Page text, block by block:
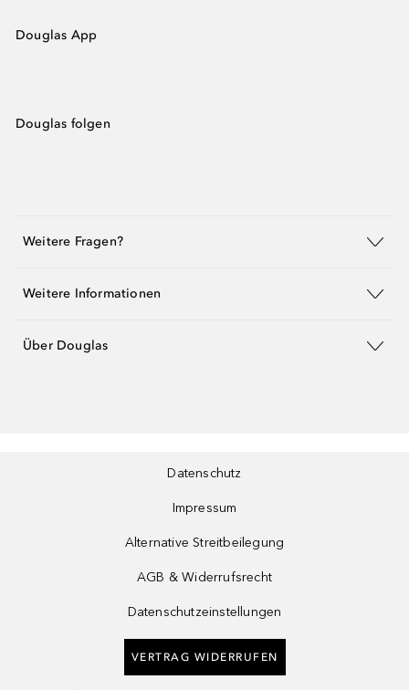
Douglas App
Douglas folgen
Weitere Fragen?
Weitere Informationen
Über Douglas
Datenschutz
Impressum
Alternative Streitbeilegung
AGB & Widerrufsrecht
Datenschutzeinstellungen
VERTRAG WIDERRUFEN